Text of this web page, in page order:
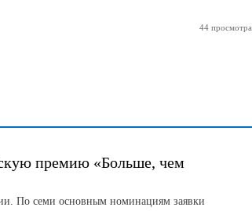
44 просмотра
премию «Больше, чем
По семи основным номинациям заявки